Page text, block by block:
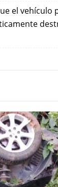
el